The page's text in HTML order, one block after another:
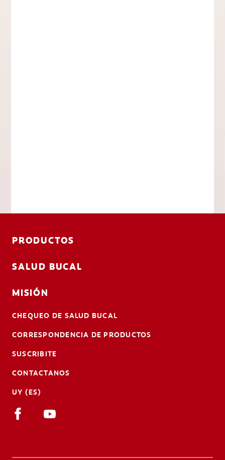
PRODUCTOS
SALUD BUCAL
MISIÓN
CHEQUEO DE SALUD BUCAL
CORRESPONDENCIA DE PRODUCTOS
SUSCRIBITE
CONTACTANOS
UY (ES)